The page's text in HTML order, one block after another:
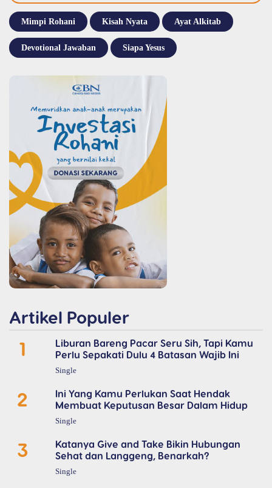
Mimpi Rohani Kisah Nyata Ayat Alkitab
Devotional Jawaban Siapa Yesus
Artikel Populer
1
Liburan Bareng Pacar Seru Sih, Tapi Kamu
Perlu Sepakati Dulu 4 Batasan Wajib Ini
Single
2
Ini Yang Kamu Perlukan Saat Hendak
Membuat Keputusan Besar Dalam Hidup
Single
3
Katanya Give and Take Bikin Hubungan
Sehat dan Langgeng, Benarkah?
Single